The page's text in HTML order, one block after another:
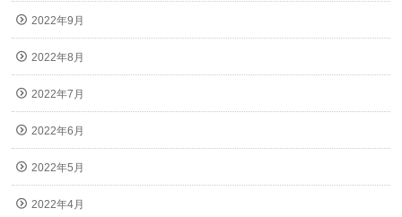
2022年9月
2022年8月
2022年7月
2022年6月
2022年5月
2022年4月